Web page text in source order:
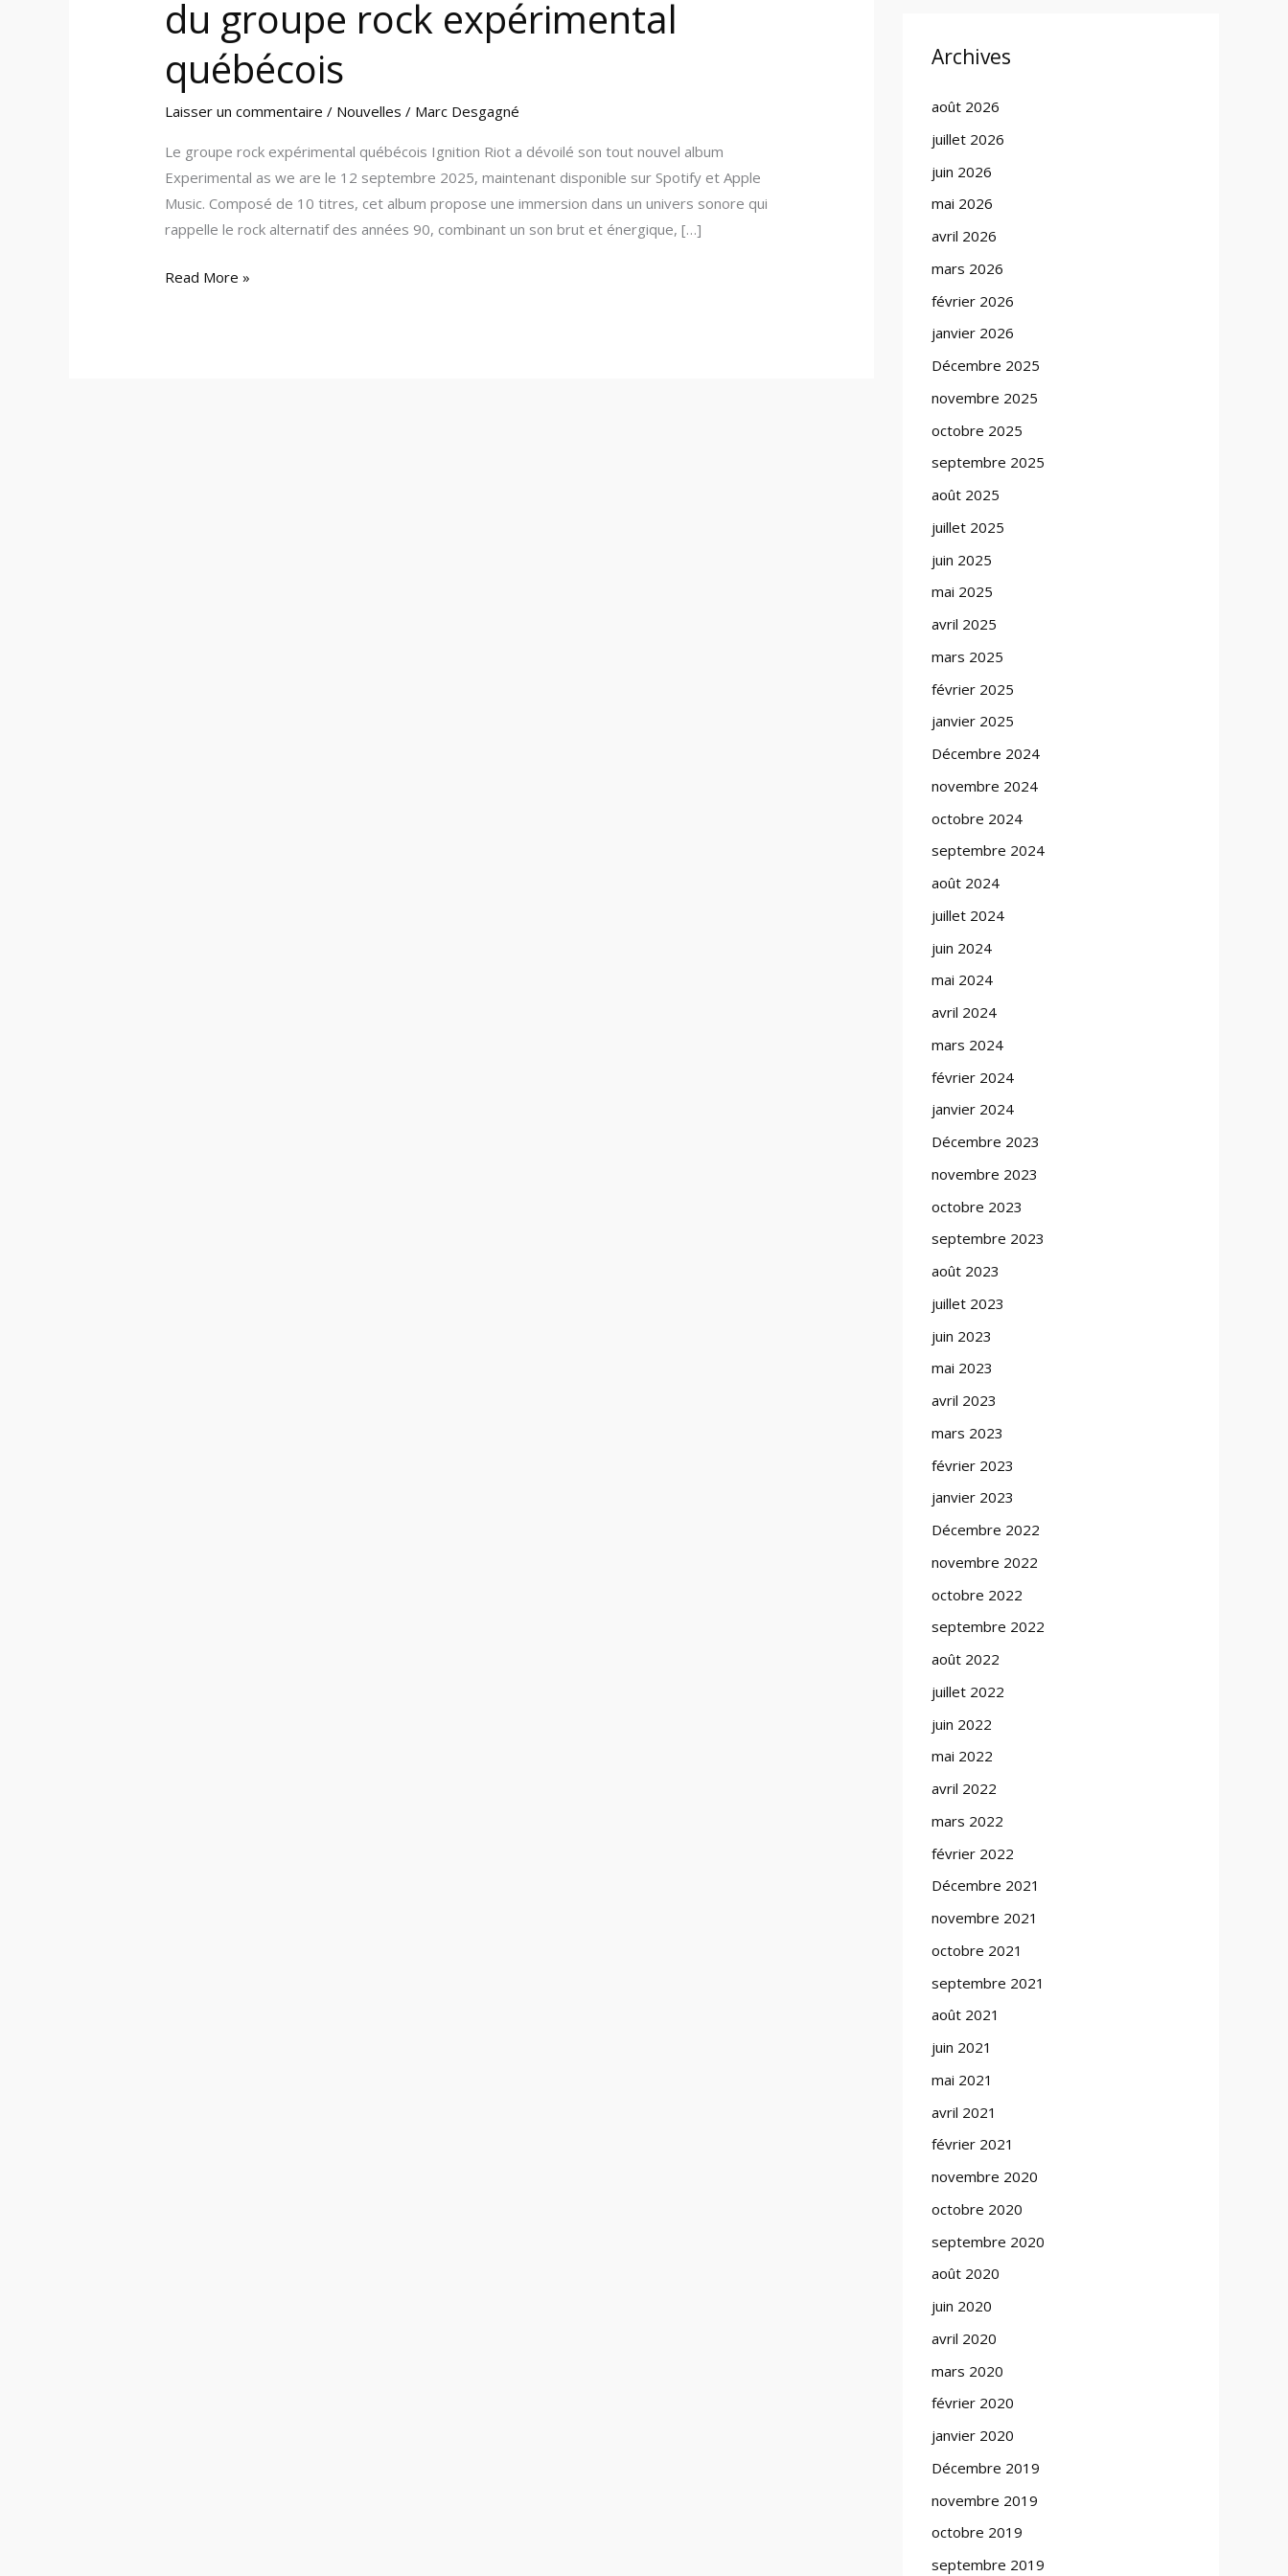
du groupe rock expérimental
québécois
Laisser un commentaire / Nouvelles / Marc Desgagné
Le groupe rock expérimental québécois Ignition Riot a dévoilé son tout nouvel album
Experimental as we are le 12 septembre 2025, maintenant disponible sur Spotify et Apple
Music. Composé de 10 titres, cet album propose une immersion dans un univers sonore qui
rappelle le rock alternatif des années 90, combinant un son brut et énergique, […]
Read More »
Archives
août 2026
juillet 2026
juin 2026
mai 2026
avril 2026
mars 2026
février 2026
janvier 2026
Décembre 2025
novembre 2025
octobre 2025
septembre 2025
août 2025
juillet 2025
juin 2025
mai 2025
avril 2025
mars 2025
février 2025
janvier 2025
Décembre 2024
novembre 2024
octobre 2024
septembre 2024
août 2024
juillet 2024
juin 2024
mai 2024
avril 2024
mars 2024
février 2024
janvier 2024
Décembre 2023
novembre 2023
octobre 2023
septembre 2023
août 2023
juillet 2023
juin 2023
mai 2023
avril 2023
mars 2023
février 2023
janvier 2023
Décembre 2022
novembre 2022
octobre 2022
septembre 2022
août 2022
juillet 2022
juin 2022
mai 2022
avril 2022
mars 2022
février 2022
Décembre 2021
novembre 2021
octobre 2021
septembre 2021
août 2021
juin 2021
mai 2021
avril 2021
février 2021
novembre 2020
octobre 2020
septembre 2020
août 2020
juin 2020
avril 2020
mars 2020
février 2020
janvier 2020
Décembre 2019
novembre 2019
octobre 2019
septembre 2019